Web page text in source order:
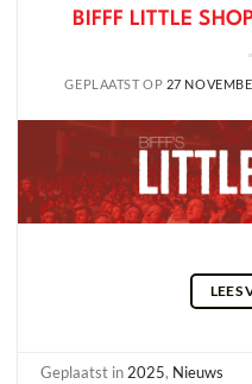
BIFFF LITTLE
GEPLAATST OP 27
LEES
Geplaatst in2025, Nieuws